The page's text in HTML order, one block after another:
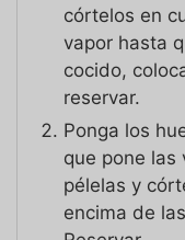
córtelos en
vapor hasta
cocido,
reservar.
Ponga los
que pone las
pélelas y
encima de